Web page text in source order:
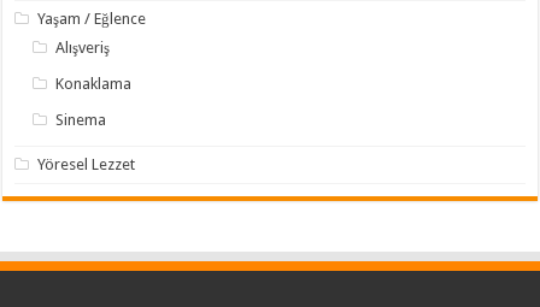
Yaşam / Eğlence
Alışveriş
Konaklama
Sinema
Yöresel Lezzet